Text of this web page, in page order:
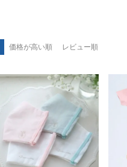
価格が高い順 レビュー順